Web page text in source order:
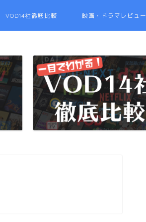
VOD14社徹底比較 映画・ドラマレビュー